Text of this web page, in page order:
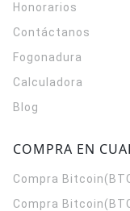
Honorarios
Contáctanos
Fogonadura
Calculadora
Blog
COMPRA EN
Compra
Compra